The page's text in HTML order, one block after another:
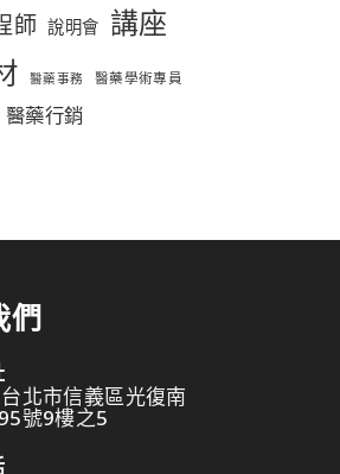
師 說明會 講座
醫藥事務 醫藥學術專員
醫藥行銷
們
北市信義區光復南
號9樓之5